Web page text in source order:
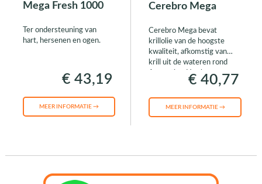
Mega Fresh 1000
Ter ondersteuning van
hart, hersenen en ogen.
€ 43,19
MEER INFORMATIE →
Cerebro Mega
Cerebro Mega bevat
krillolie van de hoogste
kwaliteit, afkomstig van
krill uit de wateren rond
DHA en EPA ook
astaxanthine en
fosfolipiden met vitamine
€ 40,77
MEER INFORMATIE →